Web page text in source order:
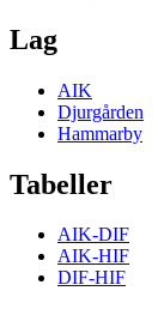
Lag
AIK
Djurgården
Hammarby
Tabeller
AIK-DIF
AIK-HIF
DIF-HIF